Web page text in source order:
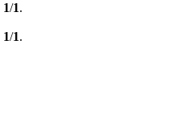
1/1.
1/1.